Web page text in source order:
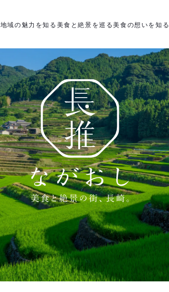
地域の魅力を知る 美食と絶景を巡る美食の想いを知る